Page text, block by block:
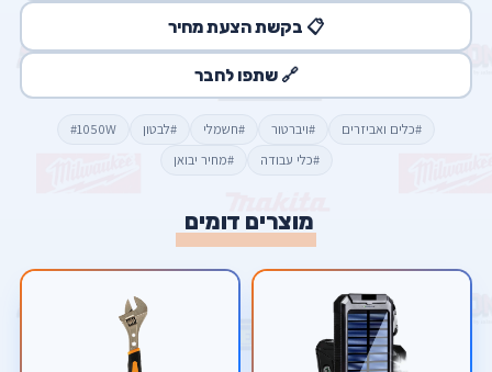
📋 בקשת הצעת מחיר
🔗 שתפו לחבר
#כלים ואביזרים #ויברטור #חשמלי #לבטון
#1050W
#כלי עבודה
#מחיר יבואן
מוצרים דומים